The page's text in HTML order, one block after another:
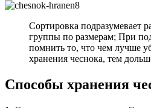
Сортировка подразумевает
группы по размерам; При
помнить то, что чем лучше
хранения чеснока, тем
Способы хранения